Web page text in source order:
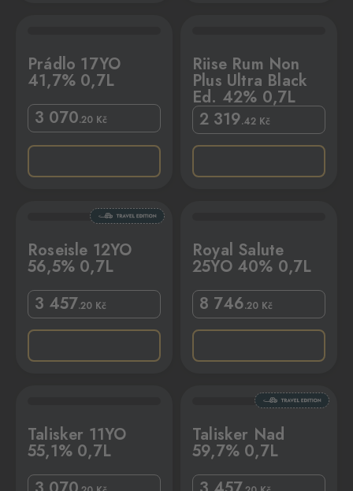
Prádlo 17YO
41,7% 0,7L
3 070.20 Kč
Riise Rum Non
Plus Ultra Black
Ed. 42% 0,7L
2 319.42 Kč
Roseisle 12YO
56,5% 0,7L
3 457.20 Kč
Royal Salute
25YO 40% 0,7L
8 746.20 Kč
Royal Salute 25YO 40% 0,7L
Talisker 11YO
55,1% 0,7L
Talisker Nad
59,7% 0,7L